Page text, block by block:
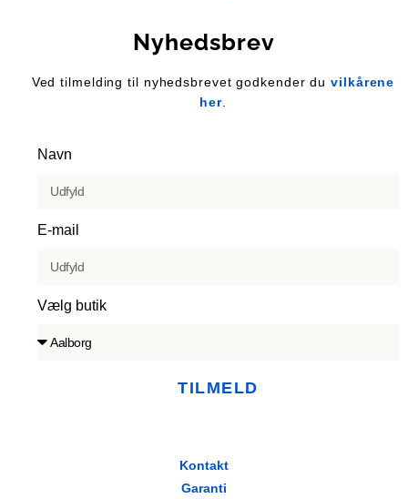
Nyhedsbrev
Ved tilmelding til nyhedsbrevet godkender duvilkårene
her.
Navn
E-mail
Vælg butik
TILMELD
Kontakt
Garanti